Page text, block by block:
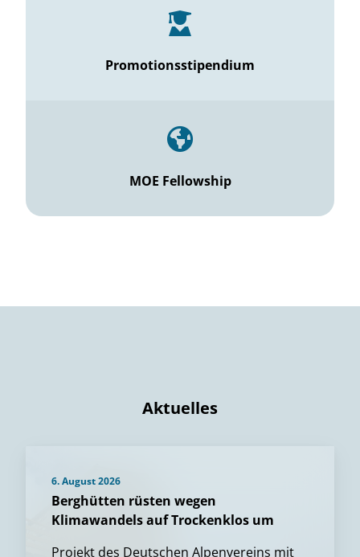
Promotionsstipendium
MOE Fellowship
Aktuelles
6. August 2026
Berghütten rüsten wegen
Klimawandels auf Trockenklos um
Projekt des Deutschen Alpenvereins mit